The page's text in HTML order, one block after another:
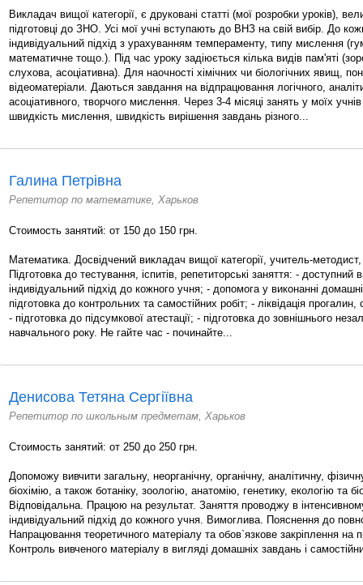
Викладач вищої категорії, є друковані статті (мої розробки уроків),
підготовці до ЗНО. Усі мої учні вступають до ВНЗ на свій вибір. До
індивідуальний підхід з урахуванням темпераменту, типу мислення
математичне тощо.). Під час уроку задіюється кілька видів пам'яті
слухова, асоціативна). Для наочності хімічних чи біологічних явищ,
відеоматеріали. Даються завдання на відпрацювання логічного,
асоціативного, творчого мислення. Через 3-4 місяці занять у моїх
швидкість мислення, швидкість вирішення завдань різного...
Галина Петрівна
Репетитор по математике, Харьков
Стоимость занятий: от 150 до 150 грн.
Математика. Досвідчений викладач вищої категорії, учитель-
Підготовка до тестування, іспитів, репетиторські заняття: - доступний
індивідуальний підхід до кожного учня; - допомога у виконанні
підготовка до контрольних та самостійних робіт; - ліквідація прогалин,
- підготовка до підсумкової атестації; - підготовка до зовнішнього
навчального року. Не гайте час - починайте...
Денисова Тетяна Сергіївна
Репетитор по школьным предметам, Харьков
Стоимость занятий: от 250 до 250 грн.
Допоможу вивчити загальну, неорганічну, органічну, аналітичну,
біохімію, а також ботаніку, зоологію, анатомію, генетику, екологію та
Відповідальна. Працюю на результат. Заняття проводжу в
індивідуальний підхід до кожного учня. Вимоглива. Пояснення до
Напрацювання теоретичного матеріалу та обов`язкове закріплення на
Контроль вивченого матеріалу в вигляді домашніх завдань і